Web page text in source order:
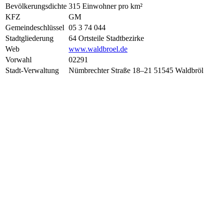
Bevölkerungsdichte 315 Einwohner pro km²
KFZ
GM
Gemeindeschlüssel 05 3 74 044
Stadtgliederung
64 Ortsteile Stadtbezirke
Web
www.waldbroel.de
Vorwahl
02291
Stadt-Verwaltung
Nümbrechter Straße 18–21 51545 Waldbröl